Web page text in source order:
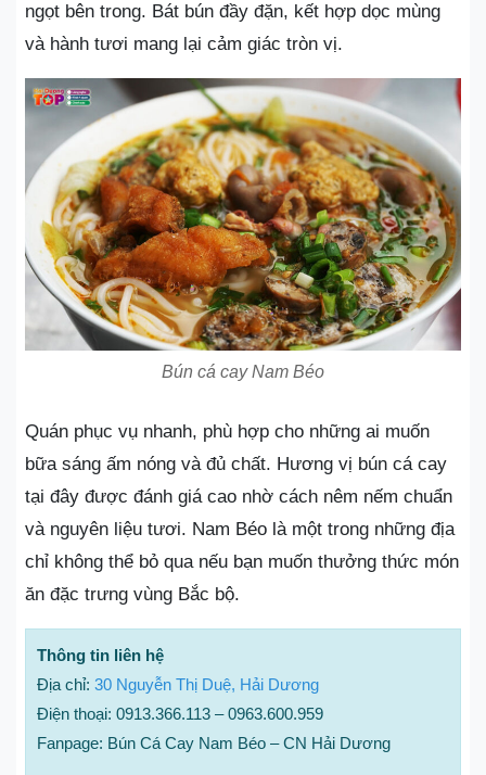
ngọt bên trong. Bát bún đầy đặn, kết hợp dọc mùng
và hành tươi mang lại cảm giác tròn vị.
Bún cá cay Nam Béo
Quán phục vụ nhanh, phù hợp cho những ai muốn
bữa sáng ấm nóng và đủ chất. Hương vị bún cá cay
tại đây được đánh giá cao nhờ cách nêm nếm chuẩn
và nguyên liệu tươi. Nam Béo là một trong những địa
chỉ không thể bỏ qua nếu bạn muốn thưởng thức món
ăn đặc trưng vùng Bắc bộ.
Thông tin liên hệ
Địa chỉ: 30 Nguyễn Thị Duệ, Hải Dương
Điện thoại: 0913.366.113 – 0963.600.959
Fanpage: Bún Cá Cay Nam Béo – CN Hải Dương